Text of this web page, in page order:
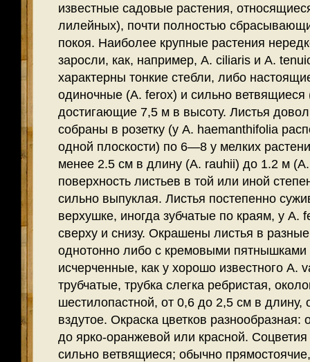
известные садовые растения,
лилейных), почти полностью
покоя. Наиболее крупные растения
заросли, как, например, A. ciliaris и A.
характерны тонкие стебли, либо
одиночные (A. ferox) и сильно
достигающие 7,5 м в высоту. Листья
собраны в розетку (у A. haemanthifolia
одной плоскости) по 6—8 у мелких
менее 2.5 см в длину (A. rauhii) до 1.2 м
поверхность листьев в той или иной
сильно выпуклая. Листья постепенно
верхушке, иногда зубчатые по краям, у
сверху и снизу. Окрашены листья в разные
однотонно либо с кремовыми пятнышками
исчерченные, как у хорошо известного A.
трубчатые, трубка слегка ребристая,
шестилопастной, от 0,6 до 2,5 см в длину,
вздутое. Окраска цветков разнообразная:
до ярко-оранжевой или красной.
сильно ветвящиеся; обычно